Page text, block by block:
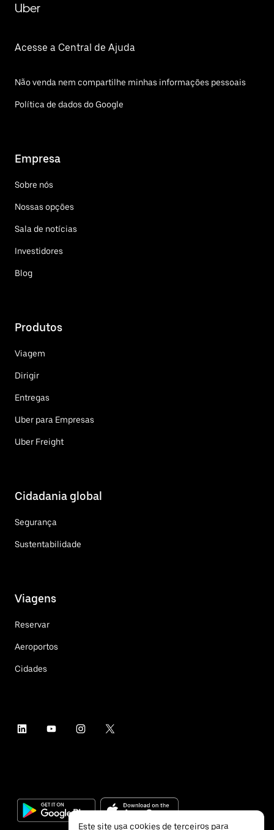
Uber
Acesse a Central de Ajuda
Não venda nem compartilhe minhas informações pessoais
Política de dados do Google
Empresa
Sobre nós
Nossas opções
Sala de notícias
Investidores
Blog
Produtos
Viagem
Dirigir
Entregas
Uber para Empresas
Uber Freight
Cidadania global
Segurança
Sustentabilidade
Viagens
Reservar
Aeroportos
Cidades
Este site usa cookies de terceiros para